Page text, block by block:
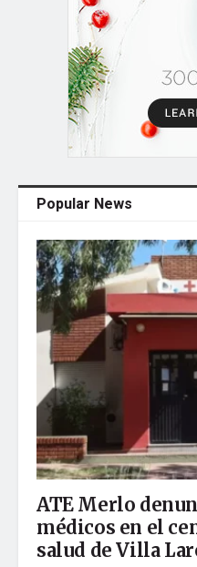
Popular News
ATE Merlo
médicos en el
salud de Villa